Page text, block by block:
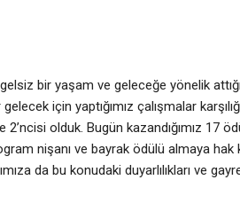
bir yaşam ve geleceğe yönelik
için yaptığımız çalışmalar
olduk. Bugün kazandığımız 17
nişanı ve bayrak ödülü almaya
da bu konudaki duyarlılıkları ve